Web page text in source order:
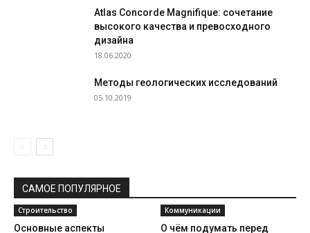
Atlas Concorde Magnifique: сочетание
высокого качества и превосходного
дизайна
18.06.2020
Методы геологических исследований
05.10.2019
САМОЕ ПОПУЛЯРНОЕ
Строительство
Основные аспекты
Коммуникации
О чём подумать перед